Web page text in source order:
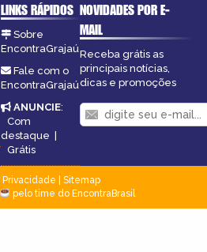
LINKS RÁPIDOS
Sobre
EncontraGrajaú
Fale com o
EncontraGrajaú
ANUNCIE:
Com
destaque |
Grátis
NOVIDADES POR E-
MAIL
Receba grátis as
principais notícias,
dicas e promoções
Privacidade
Sitemap
pelo time do EncontraBrasil